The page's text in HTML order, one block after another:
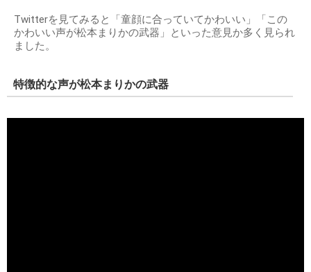
Twitterを見てみると「童顔に合っていてかわいい」「この
かわいい声が松本まりかの武器」といった意見か多く見られ
ました。
特徴的な声が松本まりかの武器